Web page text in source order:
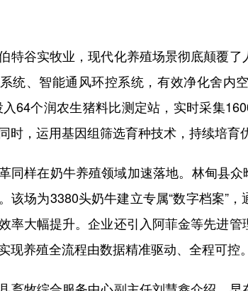
谷实牧业，现代化养殖场景彻底颠覆了
统、智能通风环控系统，有效净化舍内
入64个润农生猪料比测定站，实时采集
时，运用基因组筛选育种技术，持续培育
样在奶牛养殖领域加速落地。林甸县众
该场为3380头奶牛建立专属“数字档案”
率大幅提升。企业还引入阿菲金等先进
现养殖全流程由数据精准驱动、全程可控。